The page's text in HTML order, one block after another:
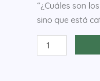
“¿Cuáles son
sino que está
de
2021
cantidad